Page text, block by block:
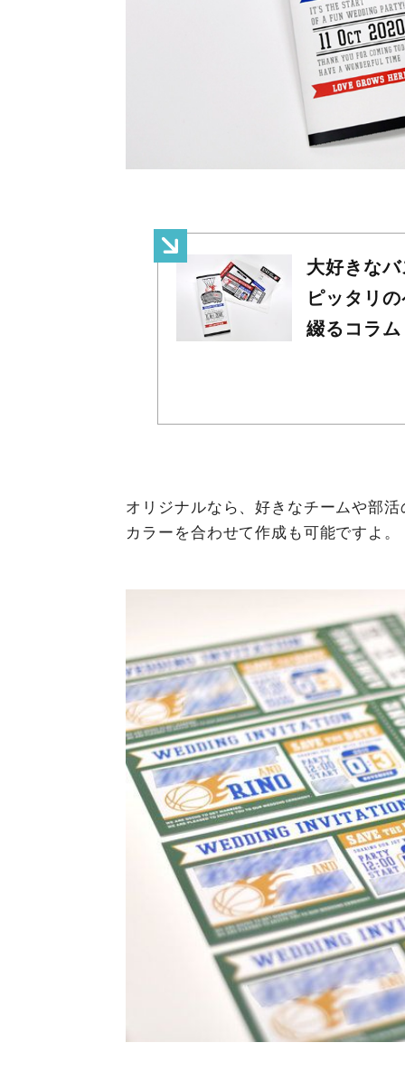
大好きな
ピッタリ
綴るコラ
オリジナルなら、好きなチームや部
カラーを合わせて作成も可能ですよ。